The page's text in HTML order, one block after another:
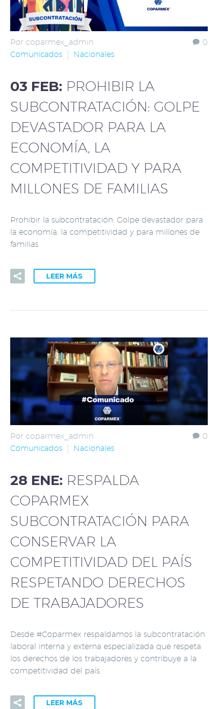
0
Por coparmex_admin
Comunicados
Nacionales
03 FEB: PROHIBIR LA
SUBCONTRATACIÓN: GOLPE
DEVASTADOR PARA LA
ECONOMÍA, LA
COMPETITIVIDAD Y PARA
MILLONES DE FAMILIAS
Prohibir la subcontratación: Golpe devastador para
la economía, la competitividad y para millones de
familias
LEER MÁS
0
Por coparmex_admin
Comunicados
Nacionales
28 ENE: RESPALDA
COPARMEX
SUBCONTRATACIÓN PARA
CONSERVAR LA
COMPETITIVIDAD DEL PAÍS
RESPETANDO DERECHOS
DE TRABAJADORES
Desde #Coparmex respaldamos la subcontratación
laboral interna y externa especializada que respeta
los derechos de los trabajadores y contribuye a la
competitividad del país.
LEER MÁS